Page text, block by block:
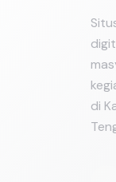
di